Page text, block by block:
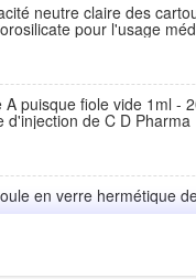
neutre claire des
pour l'usage
A puisque fiole vide 1ml -
d'injection de C D Pharma
en verre hermétique